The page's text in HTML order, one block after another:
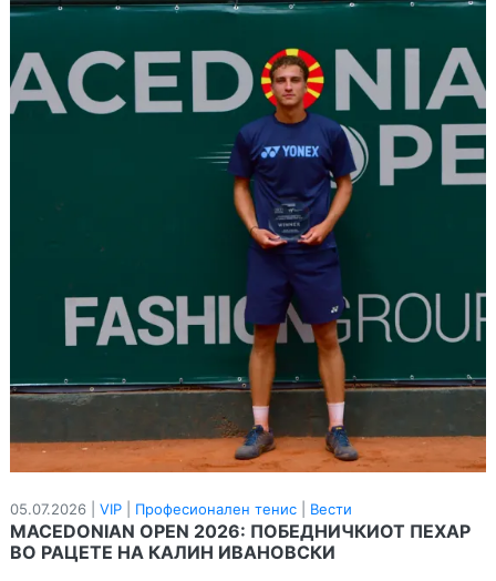
05.07.2026 | VIP Професионален тенис Вести
MACEDONIAN OPEN 2026: ПОБЕДНИЧКИОТ ПЕХАР
ВО РАЦЕТЕ НА КАЛИН ИВАНОВСКИ